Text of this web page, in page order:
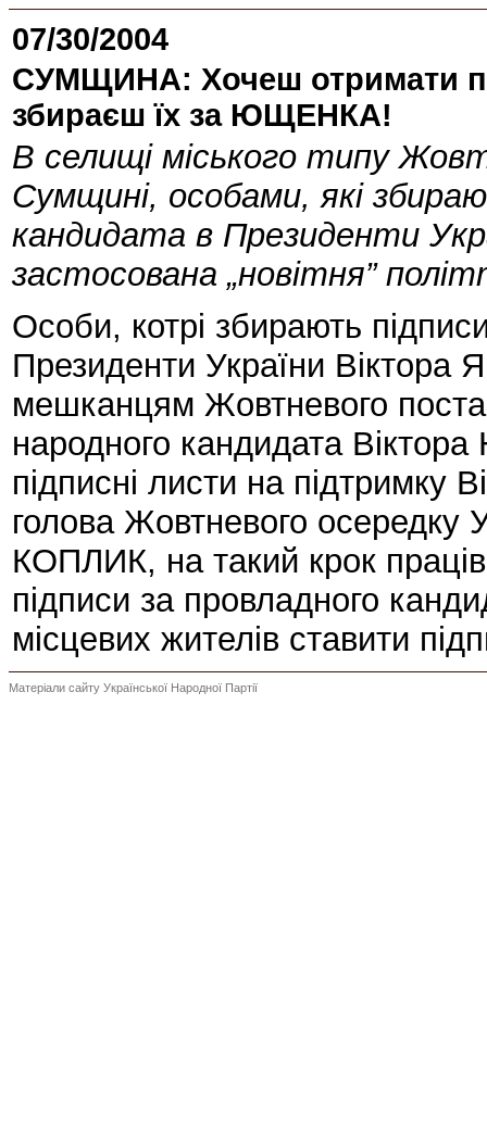
07/30/2004
СУМЩИНА: Хочеш отримати
збираєш їх за ЮЩЕНКА!
В селищі міського типу
Сумщині, особами, які
кандидата в Президенти
застосована „новітня”
Особи, котрі збирають
Президенти України
мешканцям Жовтневого
народного кандидата
підписні листи на
голова Жовтневого осередку
КОПЛИК, на такий крок
підписи за провладного
місцевих жителів ставити
Матеріали сайту Української Народної Партії